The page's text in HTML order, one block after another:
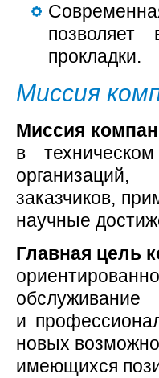
прокладки.
Миссия
Миссия
в
заказчиков,
научные
Главная цель
и
новых
имеющихся